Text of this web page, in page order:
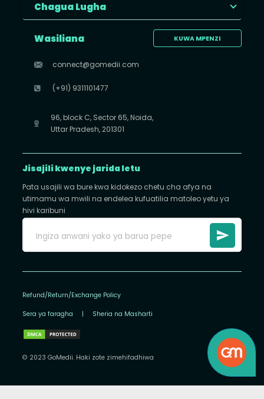
Chagua Lugha
KUWA MPENZI
Wasiliana
connect@gomedii.com
(+91) 9311101477
96, block C, Sector 65, Noida,
Uttar Pradesh, 201301
Jisajili kwenye jarida letu
Pata usajili wa bure kwa kidokezo chetu cha afya na
utimamu wa mwili na endelea kufuatilia matoleo yetu ya
hivi karibuni
Refund/Return/Exchange Policy
Sera ya faragha | Sheria na Masharti
© 2023 GoMedii. Haki zote zimehifadhiwa